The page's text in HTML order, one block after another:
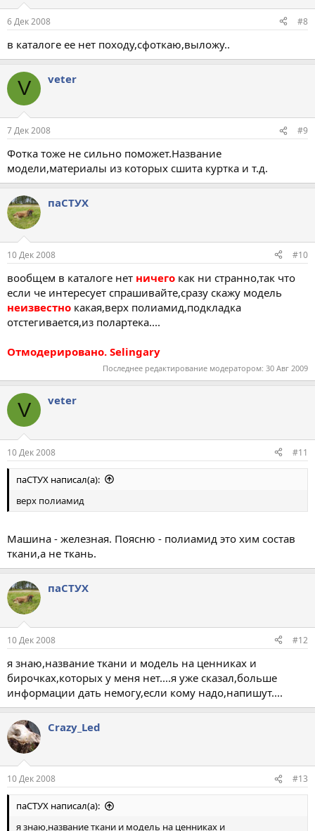
6 Дек 2008 #8
в каталоге ее нет походу,сфоткаю,выложу..
V veter
7 Дек 2008 #9
Фотка тоже не сильно поможет.Название
модели,материалы из которых сшита куртка и т.д.
паСТУХ
10 Дек 2008 #10
вообщем в каталоге нет ничего как ни странно,так что
если че интересует спрашивайте,сразу скажу модель
неизвестно какая,верх полиамид,подкладка
отстегивается,из полартека....
Отмодерировано. Selingary
Последнее редактирование модератором: 30 Авг 2009
V veter
10 Дек 2008 #11
паСТУХ написал(а):
верх полиамид
Машина - железная. Поясню - полиамид это хим состав
ткани,а не ткань.
паСТУХ
10 Дек 2008 #12
я знаю,название ткани и модель на ценниках и
бирочках,которых у меня нет....я уже сказал,больше
информации дать немогу,если кому надо,напишут....
Crazy_Led
10 Дек 2008 #13
паСТУХ написал(а):
я знаю,название ткани и модель на ценниках и